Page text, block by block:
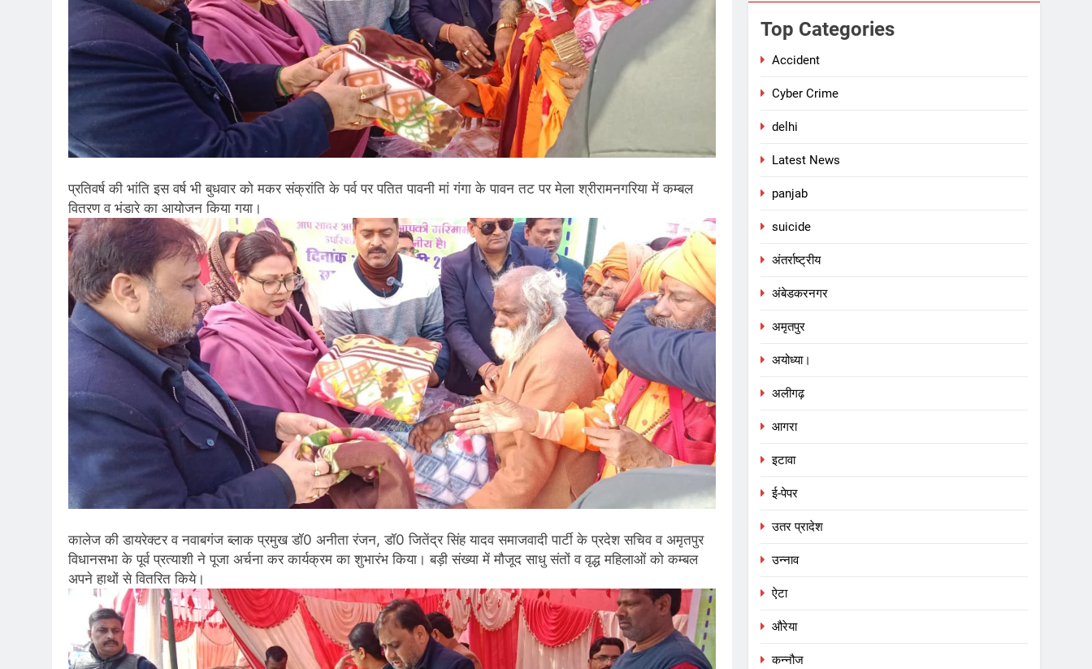
प्रतिवर्ष की भांति इस वर्ष भी बुधवार को मकर संक्रांति के पर्व पर पतित पावनी मां गंगा के पावन तट पर मेला श्रीरामनगरिया में कम्बल
वितरण व भंडारे का आयोजन किया गया।
कालेज की डायरेक्टर व नवाबगंज ब्लाक प्रमुख डॉ0 अनीता रंजन, डॉ0 जितेंद्र सिंह यादव समाजवादी पार्टी के प्रदेश सचिव व अमृतपुर
विधानसभा के पूर्व प्रत्याशी ने पूजा अर्चना कर कार्यक्रम का शुभारंभ किया। बड़ी संख्या में मौजूद साधु संतों व वृद्ध महिलाओं को कम्बल
अपने हाथों से वितरित किये।
Top Categories
Accident
Cyber Crime
delhi
Latest News
panjab
suicide
अंतर्राष्ट्रीय
अंबेडकरनगर
अमृतपुर
अयोध्या।
अलीगढ़
आगरा
इटावा
ई-पेपर
उतर प्रादेश
उन्नाव
ऐटा
औरेया
कन्नौज